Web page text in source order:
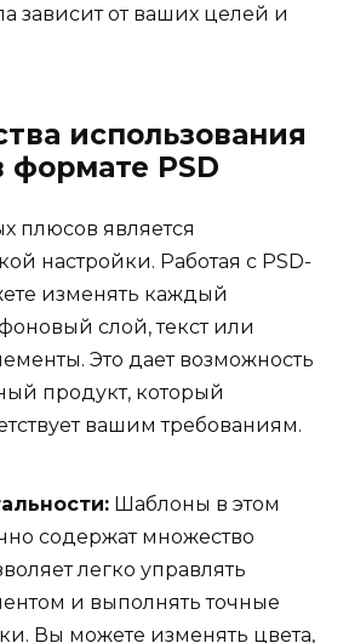
зависит от ваших целей и
использования
формате PSD
плюсов является
настройки. Работая с PSD-
изменять каждый
слой, текст или
Это дает возможность
продукт, который
вашим требованиям.
Шаблоны в этом
содержат множество
легко управлять
и выполнять точные
Вы можете изменять цвета,